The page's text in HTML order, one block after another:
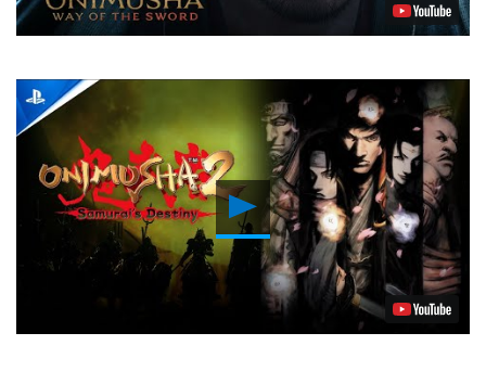
Reproducir
vídeo